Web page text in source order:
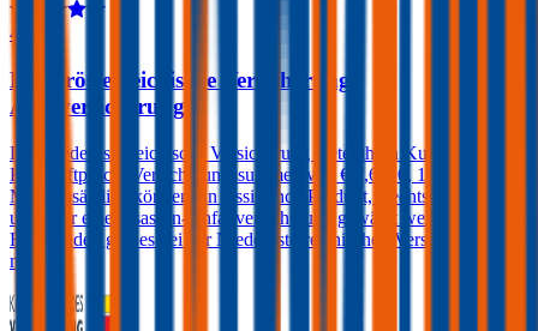
4,1
Niederösterreichische Versicherung
Autoversicherung
Die Niederösterreichische Versicherung bietet ihren Kunden in der
Kfz-Haftpflicht Versicherungssummen von € 7,6, 10, 15 und 20
Mio. Zusätzlich können ein Assistance-Produkt, Rechtsschutz
und/oder eine Insassen-Unfallversicherung gewählt werden. Einen
Freischaden gibt es bei der Niederösterreichischen Versicherung
nicht.